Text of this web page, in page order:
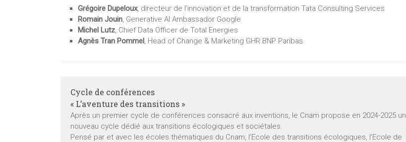
Grégoire Dupeloux, directeur de l’innovation et de la transformation Tata Consulting Services
Romain Jouin, Generative AI Ambassador Google
Michel Lutz, Chief Data Officer de Total Energies
Agnès Tran Pommel, Head of Change & Marketing GHR BNP Paribas
Cycle de conférences
« L’aventure des transitions »
Après un premier cycle de conférences consacré aux inventions, le Cnam propose en 2024-2025 un
nouveau cycle dédié aux transitions écologiques et sociétales.
Pensé par et avec les écoles thématiques du Cnam, l’Ecole des transitions écologiques, l’Ecole de